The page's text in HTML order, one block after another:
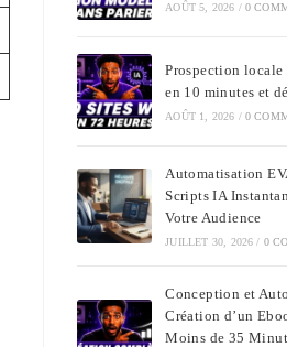
AOÛT 5, 2026 / 0
Prospection locale
en 10 minutes et
AOÛT 1, 2026 / 0
Automatisation
Scripts IA
Votre Audience
JUILLET 30, 2026 / 0
Conception et
Création d’un
Moins de 35